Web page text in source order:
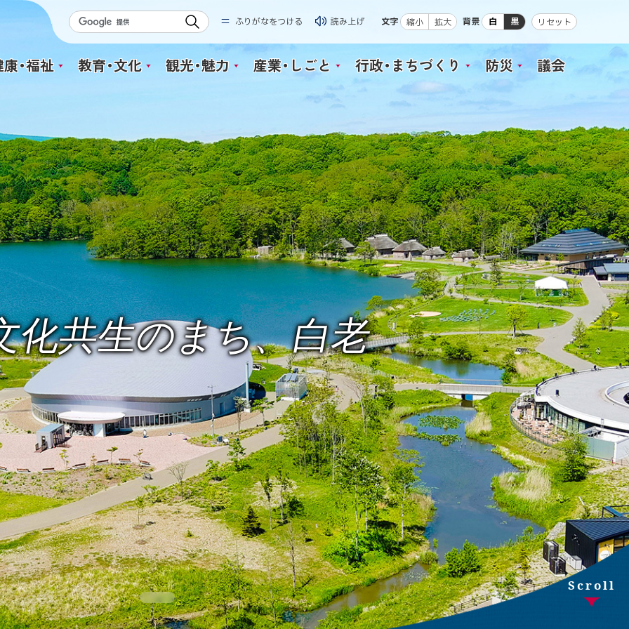
検
索
ふりがなをつける 読み上げ 文字 縮小 拡大 背景 白 黒 リセット
・福祉 教育・文化 観光・魅力 産業・しごと 行政・まちづくり 防災 議会
化共生のまち、白老
Scroll